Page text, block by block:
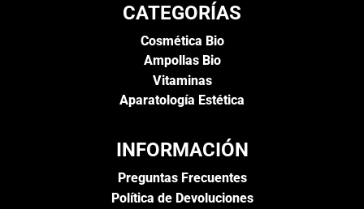
CATEGORÍAS
Cosmética Bio
Ampollas Bio
Vitaminas
Aparatología Estética
INFORMACIÓN
Preguntas Frecuentes
Política de Devoluciones